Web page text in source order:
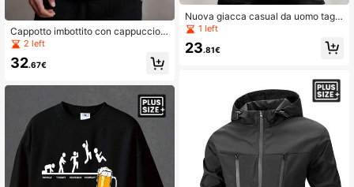
Cappotto imbottito con cappuccio e
coulisse, tinta unita, manica lunga,
per uomo, autunno/inverno
2 left
32.67€
Nuova giacca casual da uomo tagli
e forti per esterni, manica lunga, pri
mavera/autunno
1 left
23.81€